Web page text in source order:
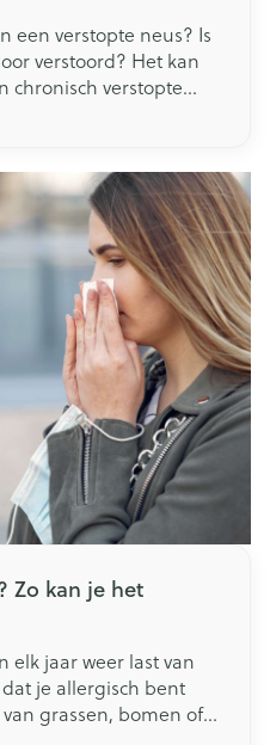
een verstopte neus? Is
verstoord? Het kan
chronisch verstopte
voor frequente
De ontstoken
leiden tot
Zo kan je het
elk jaar weer last van
je allergisch bent
grassen, bomen of